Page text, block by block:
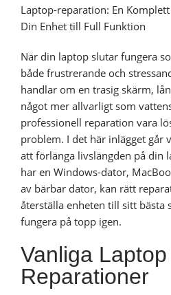
Laptop-reparation: En
Din Enhet till Full Funktion
När din laptop slutar fungera
både frustrerande och
handlar om en trasig skärm,
något mer allvarligt som
professionell reparation vara
problem. I det här inlägget går
att förlänga livslängden på din
har en Windows-dator,
av bärbar dator, kan rätt
återställa enheten till sitt bästa
fungera på topp igen.
Vanliga Laptop
Reparationer